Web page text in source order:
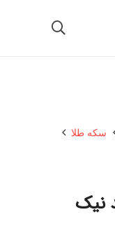
سکه طلا